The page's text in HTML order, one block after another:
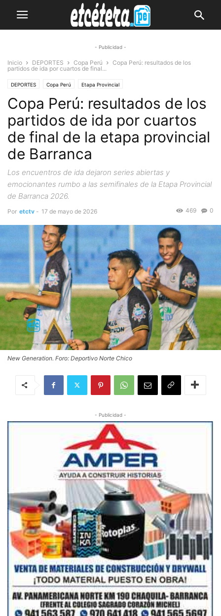
- Publicidad -
Inicio DEPORTES Copa Perú
Copa Perú: resultados de los
partidos de ida por cuartos de final...
DEPORTES Copa Perú Etapa Provincial
Copa Perú: resultados de los
partidos de ida por cuartos
de final de la etapa provincial
de Barranca
Los encuentros de ida dejaron series abiertas y
emocionantes rumbo a las semifinales de la Etapa Provincial
de Barranca 2026.
Por etctv - 17 de mayo de 2026 0
469
New Generation. Foro: Deportivo Norte Chico
- Publicidad -